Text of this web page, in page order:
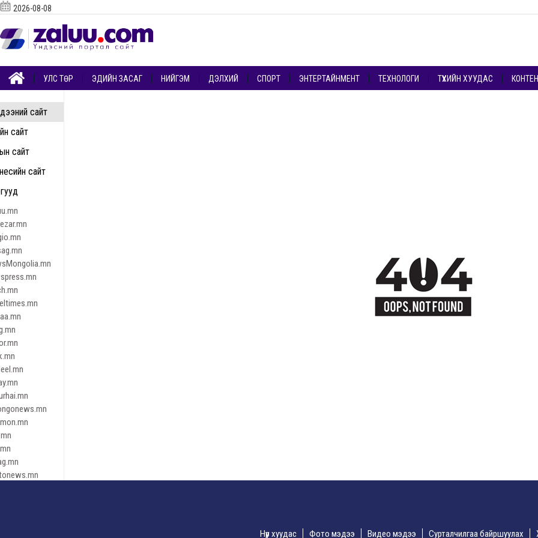
сайт
сайт
сайт
сайт
2026-08-08
УЛС ТӨР ЭДИЙН ЗАСАГ НИЙГЭМ ДЭЛХИЙ СПОРТ ЭНТЕРТАЙНМЕНТ ТЕХНОЛОГИ ТҮҮХИЙН ХУУДАС
Нүүр хуудас Фото мэдээ Видео мэдээ Сурталчилгаа байршуулах